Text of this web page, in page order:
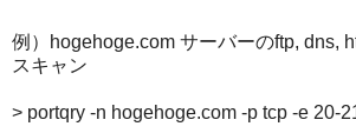
例）hogehoge.com サーバーのftp, dns,
スキャン
> portqry -n hogehoge.com -p tcp -e 20-